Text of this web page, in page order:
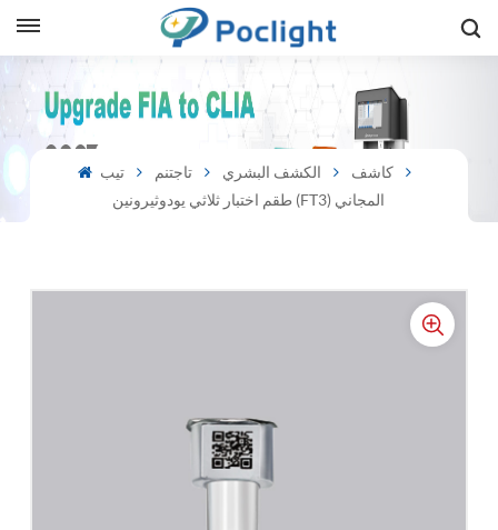
تيب تاجتنم الكشف البشري
كاشف
طقم اختبار ثلاثي يودوثيرونين (FT3) المجاني